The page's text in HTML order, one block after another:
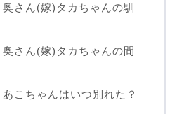
さん(嫁)タカちゃんの馴
さん(嫁)タカちゃんの間
こちゃんはいつ別れた？